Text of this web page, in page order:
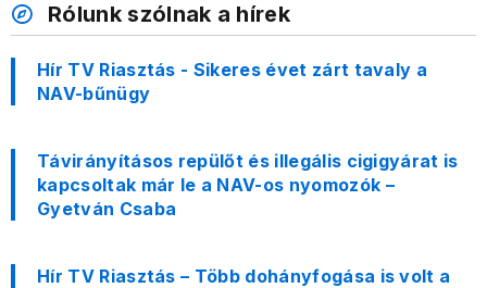
Rólunk szólnak a hírek
Hír TV Riasztás - Sikeres évet zárt tavaly a
NAV-bűnügy
Távirányításos repülőt és illegális cigigyárat is
kapcsoltak már le a NAV-os nyomozók –
Gyetván Csaba
Hír TV Riasztás – Több dohányfogása is volt a